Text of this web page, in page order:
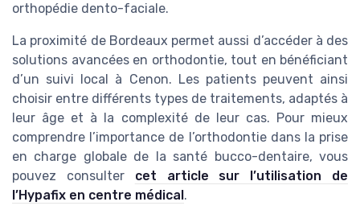
orthopédie dento-faciale.
La proximité de Bordeaux permet aussi d’accéder à des
solutions avancées en orthodontie, tout en bénéficiant
d’un suivi local à Cenon. Les patients peuvent ainsi
choisir entre différents types de traitements, adaptés à
leur âge et à la complexité de leur cas. Pour mieux
comprendre l’importance de l’orthodontie dans la prise
en charge globale de la santé bucco-dentaire, vous
pouvez consulter cet article sur l’utilisation de
l’Hypafix en centre médical.